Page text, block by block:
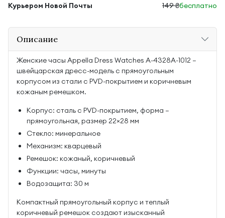
Курьером Новой Почты
149 ₴бесплатно
Описание
Женские часы Appella Dress Watches A-4328A-1012 —
швейцарская дресс-модель с прямоугольным
корпусом из стали с PVD-покрытием и коричневым
кожаным ремешком.
Корпус: сталь с PVD-покрытием, форма —
прямоугольная, размер 22×28 мм
Стекло: минеральное
Механизм: кварцевый
Ремешок: кожаный, коричневый
Функции: часы, минуты
Водозащита: 30 м
Компактный прямоугольный корпус и теплый
коричневый ремешок создают изысканный